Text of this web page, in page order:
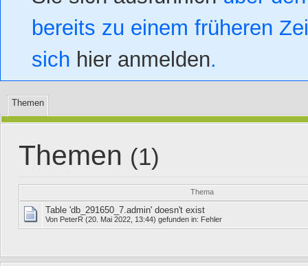
bereits zu einem früheren
sich hier anmelden.
Themen
Themen (1)
Thema
Table 'db_291650_7.admin' doesn't exist
Von PeterR (20. Mai 2022, 13:44) gefunden in: Fehler